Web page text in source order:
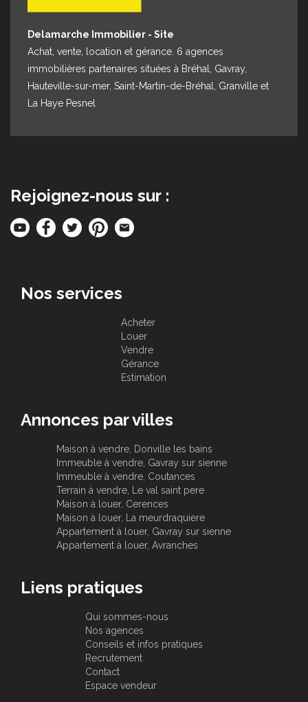
Delamarche Immobilier - Site
Achat, vente, location et gérance. 6 agences
immobilières partenaires situées à Bréhal, Gavray,
Hauteville-sur-mer, Saint-Martin-de-Bréhal, Granville et
La Haye Pesnel
Rejoignez-nous sur :
Nos services
Acheter
Louer
Vendre
Gérance
Estimation
Annonces par villes
Maison à vendre, Donville les bains
Immeuble à vendre, Gavray sur sienne
Immeuble à vendre, Coutances
Terrain à vendre, Le val saint pere
Maison à louer, Cerences
Maison à louer, La meurdraquiere
Appartement à louer, Gavray sur sienne
Appartement à louer, Avranches
Liens pratiques
Qui sommes-nous
Nos agences
Conseils et infos pratiques
Recrutement
Contact
Espace vendeur